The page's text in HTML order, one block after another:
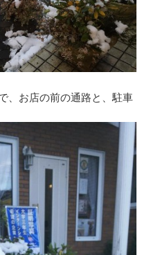
、お店の前の通路と、駐車